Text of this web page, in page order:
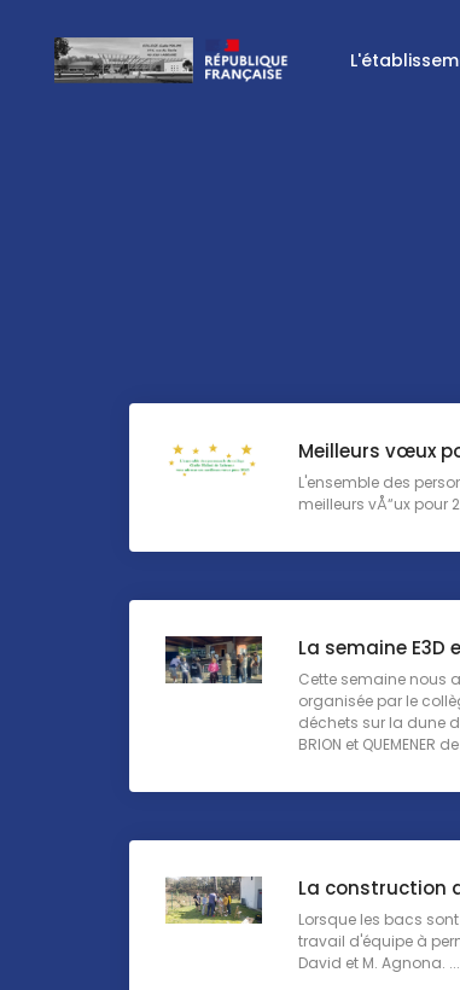
Meilleurs vœux
L'ensemble des
meilleurs vÅ“ux pour
La semaine E3D
Cette semaine nous
organisée par le
déchets sur la dune
BRION et QUEMENER
La construction
Lorsque les bacs
travail d'équipe à
David et M. Agnona. ...